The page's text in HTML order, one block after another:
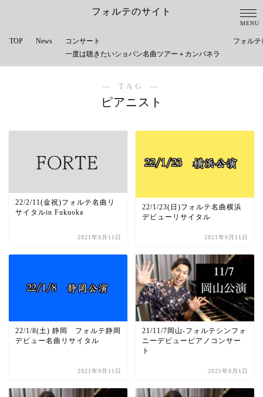
フォルテのサイト
TOP News
コンサート
一度は聴きたいショパン名曲ツアー＋カンパネラ
フォル
― TAG ―
ピアニスト
22/2/11(金祝)フォルテ名曲リ
サイタルin Fukuoka
2021年9月11日
22/1/23(日)フォルテ名曲横浜
デビューリサイタル
2021年9月11日
22/1/8(土) 静岡 フォルテ静岡
デビュー名曲リサイタル
2021年9月11日
21/11/7岡山-フォルテシンフォ
ニーデビューピアノコンサー
ト
2021年8月1日